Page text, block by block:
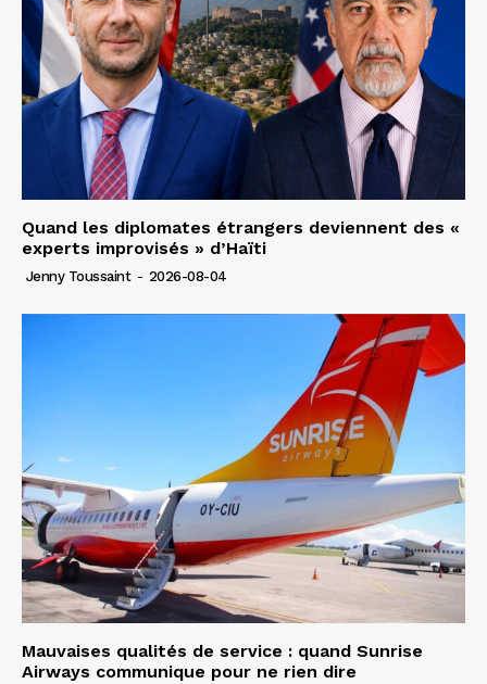
Quand les diplomates étrangers deviennent des «
experts improvisés » d’Haïti
Jenny Toussaint - 2026-08-04
Mauvaises qualités de service : quand Sunrise
Airways communique pour ne rien dire